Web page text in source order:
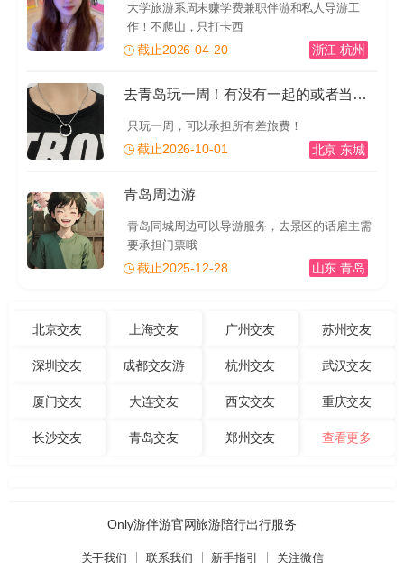
大学旅游系周末赚学费兼职伴游和私人导游工
作！不爬山，只打卡西
截止2026-04-20 浙江 杭州
去青岛玩一周！有没有一起的或者当地的导游推荐一下！有
只玩一周，可以承担所有差旅费！
截止2026-10-01 北京 东城
青岛周边游
青岛同城周边可以导游服务，去景区的话雇主需
要承担门票哦
截止2025-12-28 山东 青岛
北京交友 上海交友 广州交友 苏州交友
深圳交友 成都交友游 杭州交友 武汉交友
厦门交友 大连交友 西安交友 重庆交友
长沙交友 青岛交友 郑州交友 查看更多
Only游伴游官网旅游陪行出行服务
关于我们 联系我们 新手指引 关注微信